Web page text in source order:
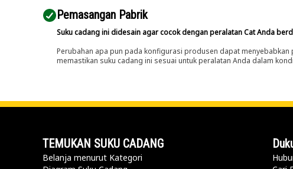
Pemasangan Pabrik
Suku cadang ini didesain agar cocok dengan peralatan Cat Anda
Perubahan apa pun pada konfigurasi produsen dapat
memastikan suku cadang ini sesuai untuk peralatan Anda dalam
TEMUKAN SUKU CADANG
Belanja menurut Kategori